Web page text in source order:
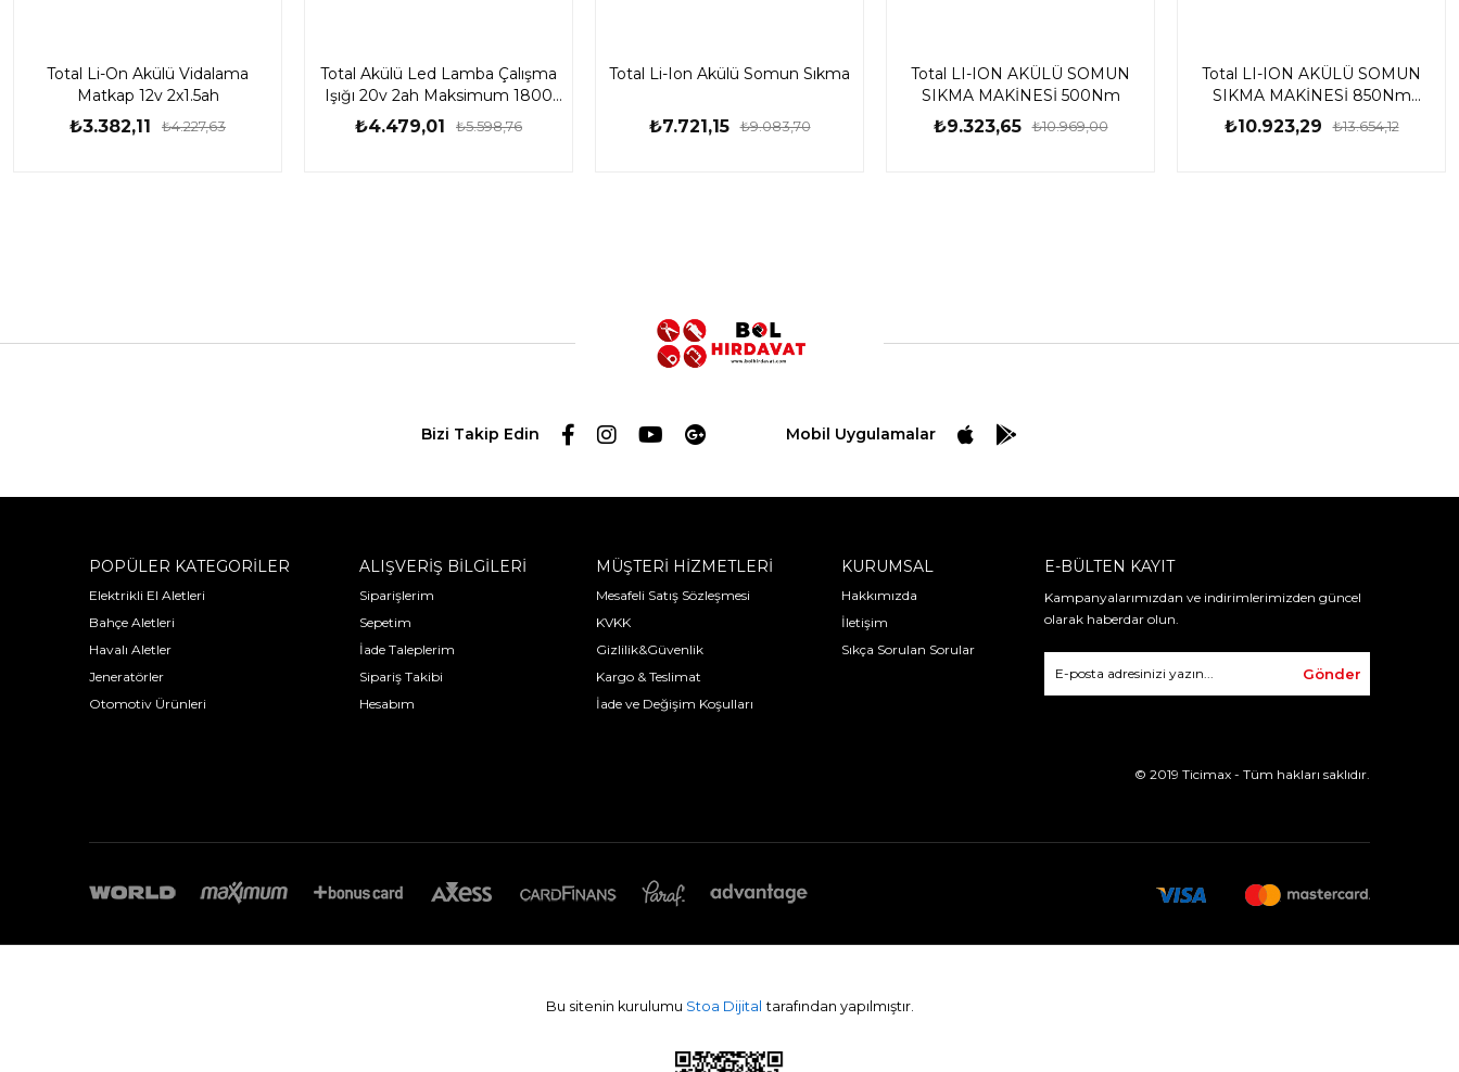
Total Li-On Akülü Vidalama
Matkap 12v 2x1.5ah
₺3.382,11 ₺4.227,63
Total Akülü Led Lamba Çalışma
Işığı 20v 2ah Maksimum 1800
Lümen
₺4.479,01 ₺5.598,76
Total Li-Ion Akülü Somun Sıkma
₺7.721,15 ₺9.083,70
Total LI-ION AKÜLÜ SOMUN
SIKMA MAKİNESİ 500Nm
₺9.323,65 ₺10.969,00
Total LI-ION AKÜLÜ SOMUN
SIKMA MAKİNESİ 850Nm
TIWLI2085-TIWLI2085E
₺10.923,29 ₺13.654,12
Bizi Takip Edin Mobil Uygulamalar
POPÜLER KATEGORİLER
Elektrikli El Aletleri
Bahçe Aletleri
Havalı Aletler
Jeneratörler
Otomotiv Ürünleri
ALIŞVERİŞ BİLGİLERİ
Siparişlerim
Sepetim
İade Taleplerim
Sipariş Takibi
Hesabım
MÜŞTERİ HİZMETLERİ
Mesafeli Satış Sözleşmesi
KVKK
Gizlilik&Güvenlik
Kargo & Teslimat
İade ve Değişim Koşulları
KURUMSAL
Hakkımızda
İletişim
Sıkça Sorulan Sorular
E-BÜLTEN KAYIT
Kampanyalarımızdan ve indirimlerimizden güncel
olarak haberdar olun.
Gönder
© 2019 Ticimax - Tüm hakları saklıdır.
Bu sitenin kurulumu Stoa Dijital tarafından yapılmıştır.